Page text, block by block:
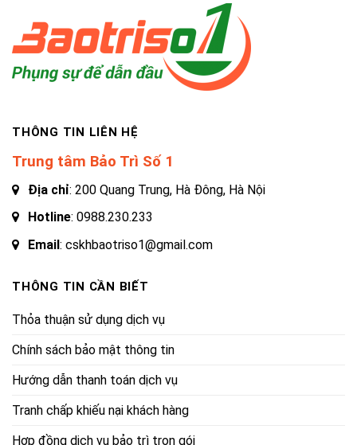
THÔNG TIN LIÊN HỆ
Trung tâm Bảo Trì Số 1
Địa chỉ: 200 Quang Trung, Hà Đông, Hà Nội
Hotline: 0988.230.233
Email: cskhbaotriso1@gmail.com
THÔNG TIN CẦN BIẾT
Thỏa thuận sử dụng dịch vụ
Chính sách bảo mật thông tin
Hướng dẫn thanh toán dịch vụ
Tranh chấp khiếu nại khách hàng
Hợp đồng dịch vụ bảo trì trọn gói